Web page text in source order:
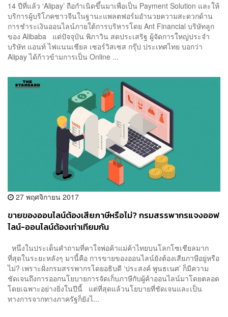
14 ปีที่แล้ว ‘Alipay’ ถือกำเนิดขึ้นมาเพื่อเป็น Payment Solution และให้
บริการผู้บริโภคชาวจีนในฐานะแพลตฟอร์มอำนวยความสะดวกด้าน
การชำระเงินออนไลน์ภายใต้การบริหารโดย Ant Financial บริษัทลูก
ของ Alibaba แต่ปัจจุบัน พิภาวิน สดประเสริฐ ผู้จัดการใหญ่ประจำ
บริษัท แอนท์ ไฟแนนเชียล เซอร์วิสเซส กรุ๊ป ประเทศไทย บอกว่า
Alipay ได้ก้าวข้ามการเป็น Online ...
27 พฤศจิกายน 2017
ขายของออนไลน์ต้องเสียภาษีหรือไม่? กรมสรรพากรแจงออฟ
ไลน์-ออนไลน์ต้องเท่าเทียมกัน
หนึ่งในประเด็นคำถามที่คาใจพ่อค้าแม่ค้าไทยบนโลกโซเชียลมาก
ที่สุดในระยะหลังๆ มานี้คือ การขายของออนไลน์ยังต้องเสียภาษีอยู่หรือ
ไม่? เพราะฝั่งกรมสรรพากรโดยอธิบดี ‘ประสงค์ พูนธเนศ’ ก็มีความ
ชัดเจนถึงการออกนโยบายการจัดเก็บภาษีกับผู้ค้าออนไลน์มาโดยตลอด
โดยเฉพาะอย่างยิ่งในปีนี้ แต่ที่สุดแล้วนโยบายที่ชัดเจนและเป็น
ทางการจากทางภาครัฐก็ยังไ...